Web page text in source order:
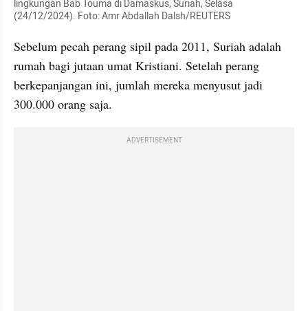
lingkungan Bab Touma di Damaskus, Suriah, Selasa
(24/12/2024). Foto: Amr Abdallah Dalsh/REUTERS
Sebelum pecah perang sipil pada 2011, Suriah adalah
rumah bagi jutaan umat Kristiani. Setelah perang
berkepanjangan ini, jumlah mereka menyusut jadi
300.000 orang saja.
ADVERTISEMENT